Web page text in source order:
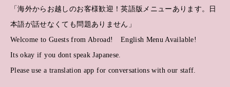
「海外からお越しのお客様歓迎！英語版メニューあります。日
本語が話せなくても問題ありません」
Welcome to Guests from Abroad! English Menu Available!
Its okay if you dont speak Japanese.
Please use a translation app for conversations with our staff.